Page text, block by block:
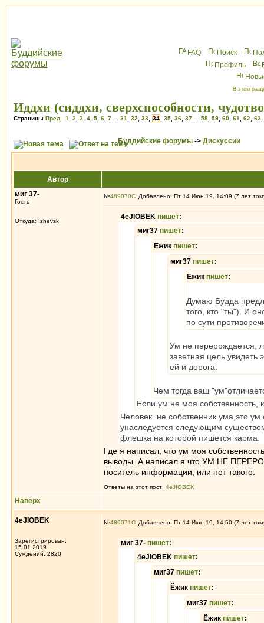
FAQ Поиск
Профиль
В этом
Иддхи (сиддхи, сверхспособности,
Страницы Пред. 1 2 3 4 5 6 7 31 32 33 34 35 36 37 58 59 60 61 62 63
Буддийские форумы -> Дискуссии
Автор
миг 37-
Гость
Откуда: Izhevsk
№489070 Добавлено: Пт 14 Июн 19, 14:09 (7 лет
4eJIOBEK пишет:
миг37 пишет:
Ёжик пишет:
миг37 пишет:
Ёжик пишет:
Думаю Будда
того, кто "ты"). И
по сути
Ум не перерождается,
заветная цель увидеть
ей и дорога.
Чем тогда ваш
Если ум не моя собственность,
Человек не собственник ума,это
унаследуется следующим
флешка на которой пишется карма.
Где я написал, что ум моя
выводы. А написал я что УМ НЕ
носитель информации, или нет такого.
Ответы на этот пост: 4eJIOBEK
Наверх
4eJIOBEK
Зарегистрирован:
15.01.2019
Суждений: 2820
№489071 Добавлено: Пт 14 Июн 19, 14:50 (7 лет
миг 37- пишет:
4eJIOBEK пишет:
миг37 пишет:
Ёжик пишет:
миг37 пишет:
Ёжик пишет: